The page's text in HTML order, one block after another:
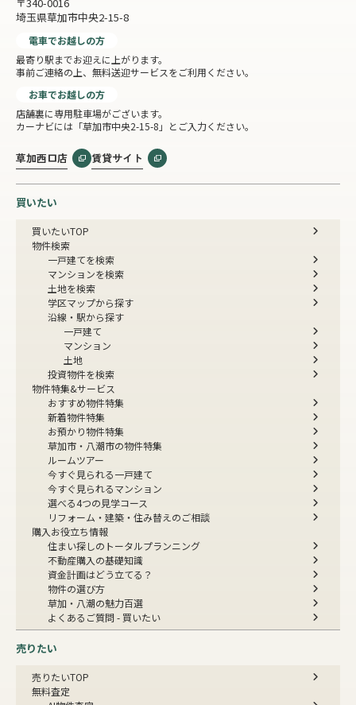
〒340-0016
埼玉県草加市中央2-15-8
電車でお越しの方
最寄り駅までお迎えに上がります。
事前ご連絡の上、無料送迎サービスをご利用ください。
お車でお越しの方
店舗裏に専用駐車場がございます。
カーナビには「草加市中央2-15-8」とご入力ください。
草加西口店 賃貸サイト
買いたい
買いたいTOP
物件検索
一戸建てを検索
マンションを検索
土地を検索
学区マップから探す
沿線・駅から探す
一戸建て
マンション
土地
投資物件を検索
物件特集&サービス
おすすめ物件特集
新着物件特集
お預かり物件特集
草加市・八潮市の物件特集
ルームツアー
今すぐ見られる一戸建て
今すぐ見られるマンション
選べる4つの見学コース
リフォーム・建築・住み替えのご相談
購入お役立ち情報
住まい探しのトータルプランニング
不動産購入の基礎知識
資金計画はどう立てる？
物件の選び方
草加・八潮の魅力百選
よくあるご質問 - 買いたい
売りたい
売りたいTOP
無料査定